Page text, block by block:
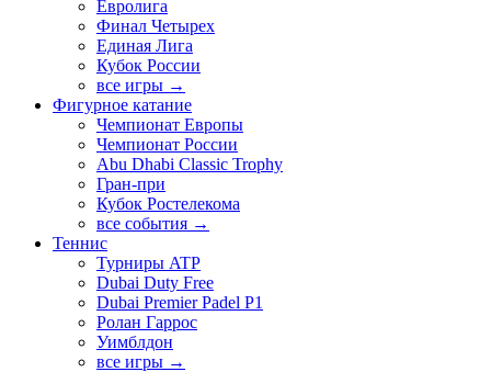
Евролига
Финал Четырех
Единая Лига
Кубок России
все игры →
Фигурное катание
Чемпионат Европы
Чемпионат России
Abu Dhabi Classic Trophy
Гран-при
Кубок Ростелекома
все события →
Теннис
Турниры ATP
Dubai Duty Free
Dubai Premier Padel P1
Ролан Гаррос
Уимблдон
все игры →